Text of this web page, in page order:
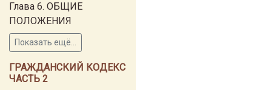
Глава 6. ОБЩИЕ
ПОЛОЖЕНИЯ
Показать ещё...
ГРАЖДАНСКИЙ КОДЕКС
ЧАСТЬ 2